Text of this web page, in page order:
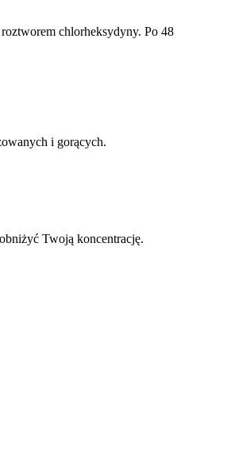
chlorheksydyny. Po 48
i gorących.
Twoją koncentrację.